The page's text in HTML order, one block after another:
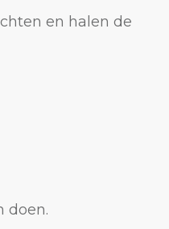
en halen de
doen.